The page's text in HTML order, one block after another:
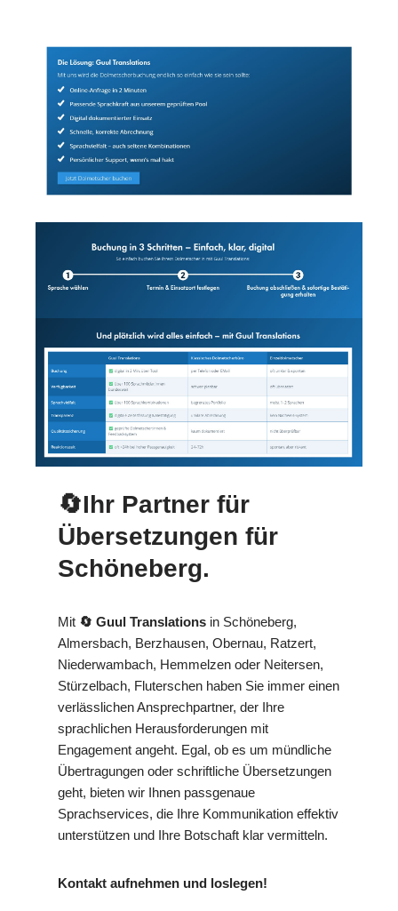
🔄Ihr Partner für
Übersetzungen für
Schöneberg.
Mit 🔄 Guul Translations in Schöneberg,
Almersbach, Berzhausen, Obernau, Ratzert,
Niederwambach, Hemmelzen oder Neitersen,
Stürzelbach, Fluterschen haben Sie immer einen
verlässlichen Ansprechpartner, der Ihre
sprachlichen Herausforderungen mit
Engagement angeht. Egal, ob es um mündliche
Übertragungen oder schriftliche Übersetzungen
geht, bieten wir Ihnen passgenaue
Sprachservices, die Ihre Kommunikation effektiv
unterstützen und Ihre Botschaft klar vermitteln.
Kontakt aufnehmen und loslegen!